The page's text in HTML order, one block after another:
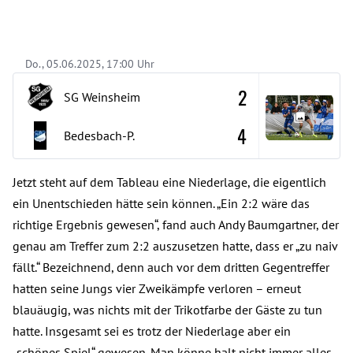
Do., 05.06.2025, 17:00 Uhr
SG Weinsheim
Bedesbach-P.
2
4
Jetzt steht auf dem Tableau eine Niederlage, die eigentlich
ein Unentschieden hätte sein können. „Ein 2:2 wäre das
richtige Ergebnis gewesen“, fand auch Andy Baumgartner, der
genau am Treffer zum 2:2 auszusetzen hatte, dass er „zu naiv
fällt.“ Bezeichnend, denn auch vor dem dritten Gegentreffer
hatten seine Jungs vier Zweikämpfe verloren – erneut
blauäugig, was nichts mit der Trikotfarbe der Gäste zu tun
hatte. Insgesamt sei es trotz der Niederlage aber ein